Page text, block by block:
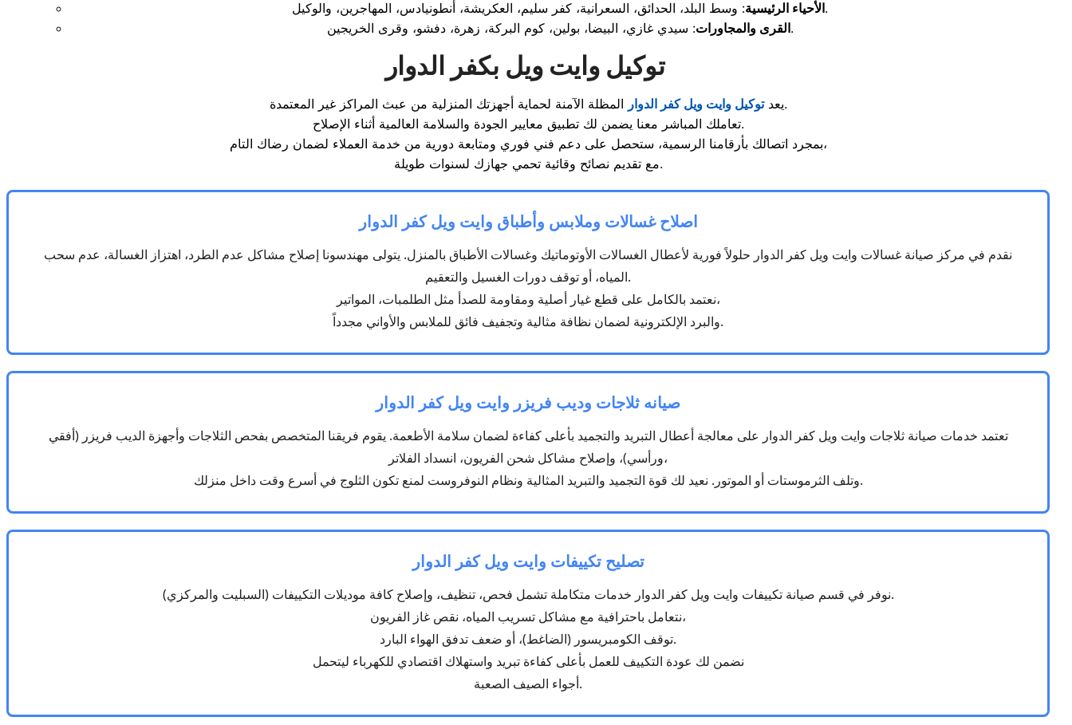
الأحياء الرئيسية: وسط البلد، الحدائق، السعرانية، كفر سليم، العكريشة، أنطونيادس، المهاجرين، والوكيل.
القرى والمجاورات: سيدي غازي، البيضا، بولين، كوم البركة، زهرة، دفشو، وقرى الخريجين.
توكيل وايت ويل بكفر الدوار
يعدتوكيل وايت ويل كفر الدوار
المظلة الآمنة لحماية أجهزتك المنزلية من عبث المراكز غير المعتمدة.
تعاملك المباشر معنا يضمن لك تطبيق معايير الجودة والسلامة العالمية أثناء الإصلاح.
بمجرد اتصالك بأرقامنا الرسمية، ستحصل على دعم فني فوري ومتابعة دورية من خدمة العملاء لضمان رضاك التام،
مع تقديم نصائح وقائية تحمي جهازك لسنوات طويلة.
اصلاح غسالات وملابس وأطباق وايت ويل كفر الدوار
نقدم في مركز صيانة غسالات وايت ويل كفر الدوار حلولاً فورية لأعطال الغسالات الأوتوماتيك وغسالات الأطباق بالمنزل. يتولى مهندسونا إصلاح مشاكل عدم الطرد، اهتزاز الغسالة، عدم سحب
المياه، أو توقف دورات الغسيل والتعقيم.
نعتمد بالكامل على قطع غيار أصلية ومقاومة للصدأ مثل الطلمبات، المواتير،
والبرد الإلكترونية لضمان نظافة مثالية وتجفيف فائق للملابس والأواني مجدداً.
صيانه ثلاجات وديب فريزر وايت ويل كفر الدوار
تعتمد خدمات صيانة ثلاجات وايت ويل كفر الدوار على معالجة أعطال التبريد والتجميد بأعلى كفاءة لضمان سلامة الأطعمة. يقوم فريقنا المتخصص بفحص الثلاجات وأجهزة الديب فريزر (أفقي
ورأسي)، وإصلاح مشاكل شحن الفريون، انسداد الفلاتر،
وتلف الثرموستات أو الموتور. نعيد لك قوة التجميد والتبريد المثالية ونظام النوفروست لمنع تكون الثلوج في أسرع وقت داخل منزلك.
تصليح تكييفات وايت ويل كفر الدوار
نوفر في قسم صيانة تكييفات وايت ويل كفر الدوار خدمات متكاملة تشمل فحص، تنظيف، وإصلاح كافة موديلات التكييفات (السبليت والمركزي).
نتعامل باحترافية مع مشاكل تسريب المياه، نقص غاز الفريون،
توقف الكومبريسور (الضاغط)، أو ضعف تدفق الهواء البارد.
نضمن لك عودة التكييف للعمل بأعلى كفاءة تبريد واستهلاك اقتصادي للكهرباء ليتحمل
أجواء الصيف الصعبة.